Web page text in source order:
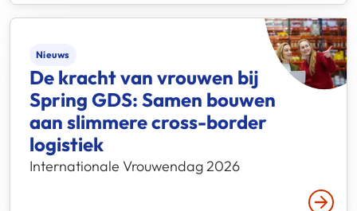
Nieuws
De kracht van vrouwen bij
Spring GDS: Samen bouwen
aan slimmere cross-border
logistiek
Internationale Vrouwendag 2026